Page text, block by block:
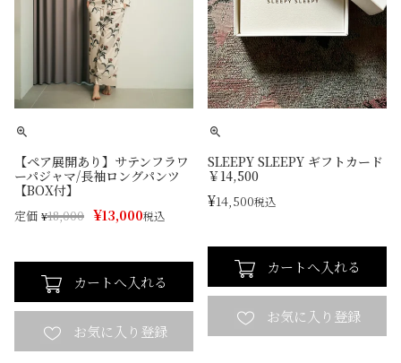
【ペア展開あり】サテンフラワ
ーパジャマ/長袖ロングパンツ
【BOX付】
定価 ¥18,000 ¥13,000税込
カートへ入れる
SLEEPY SLEEPY ギフトカード
￥14,500
¥14,500税込
カートへ入れる